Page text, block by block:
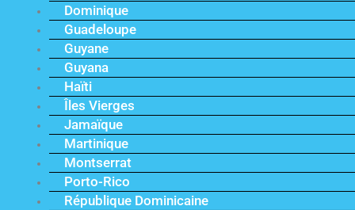
Dominique
Guadeloupe
Guyane
Guyana
Haïti
Îles Vierges
Jamaïque
Martinique
Montserrat
Porto-Rico
République Dominicaine